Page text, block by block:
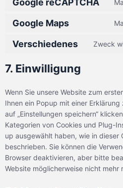
Google reCAPTCHA
Google Maps
Verschiedenes Zweck
7. Einwilligung
Wenn Sie unsere Website zum
Ihnen ein Popup mit einer
auf „Einstellungen speichern“
Kategorien von Cookies und Plug-
up ausgewählt haben, wie in dieser
beschrieben. Sie können die
Browser deaktivieren, aber bitte
Website möglicherweise nicht mehr